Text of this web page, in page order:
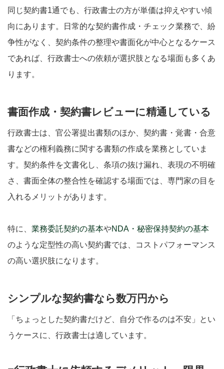
同じ契約書1通でも、行政書士の方が単価は抑えやすい傾
向にあります。日常的な契約書作成・チェック業務で、紛
争性がなく、契約条件の整理や書面化が中心となるケース
であれば、行政書士への依頼が選択肢となる場面も多くあ
ります。
書面作成・契約書レビューに精通している
行政書士は、官公署提出書類のほか、契約書・覚書・合意
書などの権利義務に関する書類の作成を業務としていま
す。契約条件を文書化し、条項の抜け漏れ、表現の不明確
さ、書面全体の整合性を確認する場面では、専門家の目を
入れるメリットがあります。
特に、 業務委託契約の基本やNDA・秘密保持契約の基本
のような定型性の高い契約書では、コストパフォーマンス
の高い選択肢になります。
シンプルな契約書なら数万円から
「ちょっとした契約書だけど、自分で作るのは不安」とい
うケースに、行政書士は適しています。